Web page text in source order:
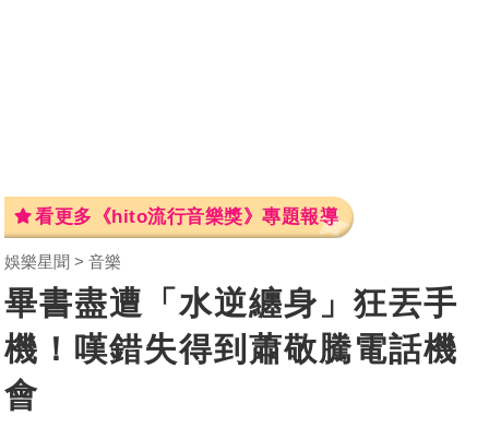
看更多《hito流行音樂獎》專題報導
娛樂星聞 音樂
畢書盡遭「水逆纏身」狂丟手
機！嘆錯失得到蕭敬騰電話機
會